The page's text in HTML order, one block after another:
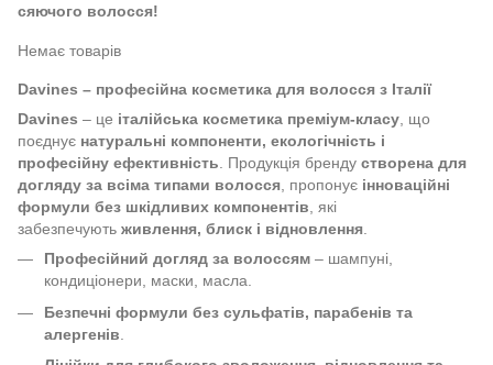
сяючого волосся!
Немає товарів
Davines – професійна косметика для волосся з Італії
Davines – це італійська косметика преміум-класу , що
поєднує натуральні компоненти, екологічність і
професійну ефективність . Продукція бренду створена для
догляду за всіма типами волосся , пропонує інноваційні
формули без шкідливих компонентів , які
забезпечують живлення, блиск і відновлення
Професійний догляд за волоссям – шампуні,
кондиціонери, маски, масла.
Безпечні формули без сульфатів, парабенів та
алергенів